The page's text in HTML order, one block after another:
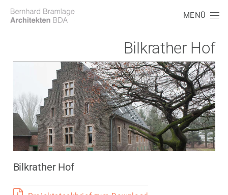
MENÜ
Bilkrather Hof
Bilkrather Hof